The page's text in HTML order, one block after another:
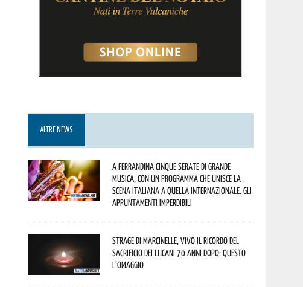
ALTRE NEWS
A Ferrandina cinque serate di grande
musica, con un programma che unisce la
scena italiana a quella internazionale. Gli
appuntamenti imperdibili
Strage di Marcinelle, vivo il ricordo del
sacrificio dei lucani 70 anni dopo: questo
l’omaggio